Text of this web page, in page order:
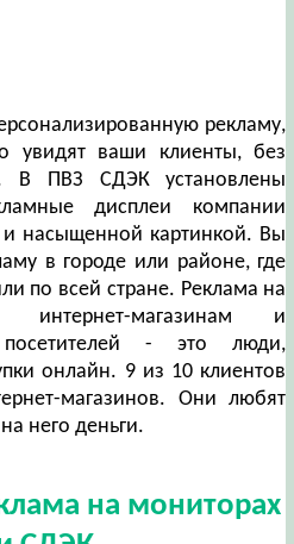
рекламу,
увидят ваши клиенты, без
В ПВЗ СДЭК установлены
дисплеи компании
и насыщенной картинкой. Вы
в городе или районе, где
по всей стране. Реклама на
интернет-магазинам и
посетителей - это люди,
онлайн. 9 из 10 клиентов
магазинов. Они любят
него деньги.
на мониторах